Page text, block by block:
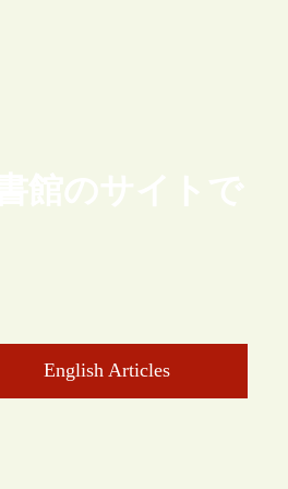
館のサイトで
English Articles